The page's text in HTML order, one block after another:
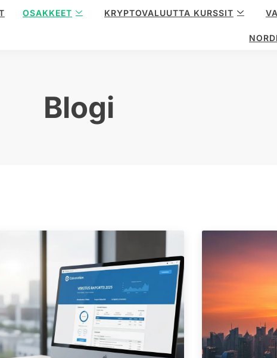
OSAKKEET KRYPTOVALUUTTA KURSSIT
Blogi